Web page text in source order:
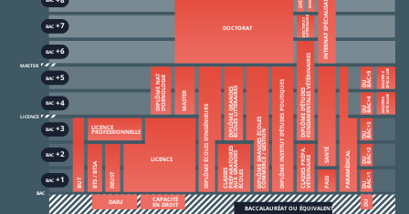
BUT
LICENCE
PROFESSIONNELLE
DAEU CAPACITÉ
EN DROIT
LICENCE
DOCTORAT
BTS / BTSA DEUST
DIPLÔME NATD’OENOLOGIE DIPLÔME GRANDESÉCOLES LITTÉRAIRES
CLASSESPRÉPARATOIRESAUX GRANDESÉCOLES
DIPLÔME ÉCOLES D’INGÉNIEURS DIPLÔME GRANDES ÉCOLESCOMMERCE / GESTION DIPLÔME INSTITUT D’ÉTUDES POLITIQUES CLASSES PRÉPA.VÉTÉRINAIRE PASS DUBAC+1
DU
DUBAC+2
DUBAC+3
DUBAC+4
DUBAC+5
MASTÈRESPÉCIALISÉ
MASTÈRESPÉCIALISÉ
PARAMÉDICAL
SANTÉ
DIPLÔME D’ÉTUDESFONDAMENTALES VÉTÉRINAIRES
INTERNAT SPÉCIALISATION
DOCTORATVÉTÉRINAIRE
MASTER
BACCALAURÉAT OU ÉQUIVALENT
BAC
LICENCE
MASTER
+1
BAC
+2
BAC
+3
BAC
+4
BAC
+5
BAC
+6
BAC
+7
BAC